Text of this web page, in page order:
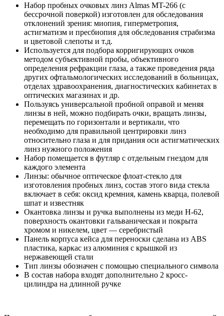
Набор пробных очковых линз Almas MT-266 (с
бессрочной поверкой) изготовлен для обследования
отклонений зрения: миопия, гиперметропия,
астигматизм и пресбиопия для обследования страбизма
и цветовой слепоты и т.д.
Используется для подбора корригирующих очков
методом субъективной пробы, объективного
определения рефракции глаза, а также проведения ряда
других офтальмологических исследований в больницах,
отделах здравоохранения, диагностических кабинетах в
оптических магазинах и др.
Пользуясь универсальной пробной оправой и меняя
линзы в ней, можно подбирать очки, вращать линзы,
перемещать по горизонтали и вертикали, что
необходимо для правильной центрировки линз
относительно глаза и для придания оси астигматических
линз нужного положения
Набор помещается в футляр с отдельным гнездом для
каждого элемента
Линзы: обычное оптическое флоат-стекло для
изготовления пробных линз, состав этого вида стекла
включает в себя: оксид кремния, камень кварца, полевой
шпат и известняк
Окантовка линзы и ручка выполнены из меди H-62,
поверхность окантовки гальваническая и покрыта
хромом и никелем, цвет — серебристый
Панель корпуса кейса для переноски сделана из ABS
пластика, каркас из алюминия с крышкой из
нержавеющей стали
Тип линзы обозначен с помощью специального символа
В состав набора входят дополнительно 2 кросс-
цилиндра на длинной ручке